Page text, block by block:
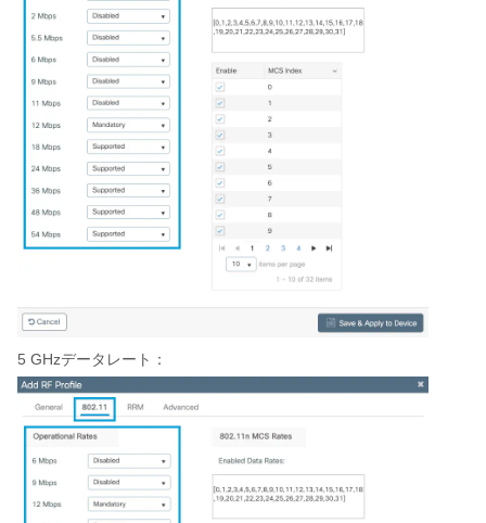
5 GHzデータレート：